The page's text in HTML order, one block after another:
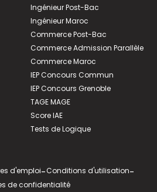
Ingénieur Post-Bac
Ingénieur Maroc
Commerce Post-Bac
Commerce Admission Parallèle
Commerce Maroc
IEP Concours Commun
IEP Concours Grenoble
TAGE MAGE
Score IAE
Tests de Logique
d'emploi-Conditions d'utilisation-
de confidentialité